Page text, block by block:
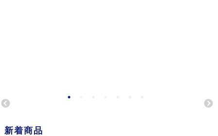
新着商品